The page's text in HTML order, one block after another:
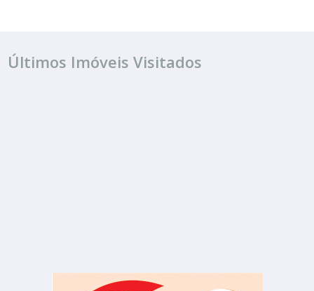
Últimos Imóveis Visitados